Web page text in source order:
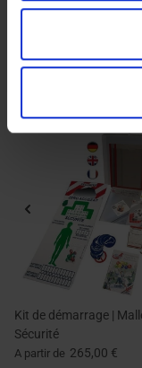
our social media,
may combine it
of their services.
Jeu de formation en
A partir de 495,00 €
Kit de démarrage |
Sécurité
A partir de 265,00 €